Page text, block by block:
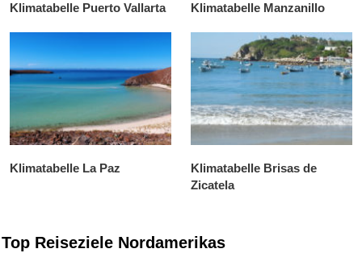
Klimatabelle Puerto Vallarta Klimatabelle Manzanillo
Klimatabelle La Paz
Klimatabelle Brisas de
Zicatela
Top Reiseziele Nordamerikas